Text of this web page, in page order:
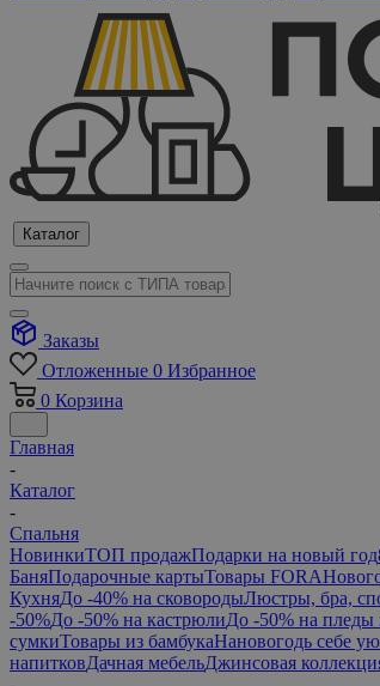
Каталог
Заказы
Отложенные 0 Избранное
0 Корзина
Главная
-
Каталог
-
Спальня
НовинкиТОП продажПодарки на новый год
БаняПодарочные картыТовары FORA
КухняДо -40% на сковородыЛюстры, бра,
-50%До -50% на кастрюлиДо -50% на пледы
сумкиТовары из бамбукаНановогодь себе
напитковДачная мебельДжинсовая